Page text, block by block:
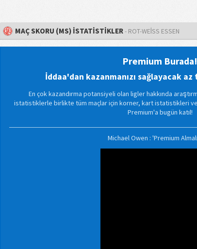
MAÇ SKORU (MS) İSTATISTIKLER- ROT-WEISS ESSEN
Premium Burada!
İddaa'dan kazanmanızı sağlayacak
En çok kazandırma potansiyeli olan ligler hakkında
istatistiklerle birlikte tüm maçlar için korner, kart istatistikleri
Premium'a bugün katıl!
Michael Owen : 'Premium